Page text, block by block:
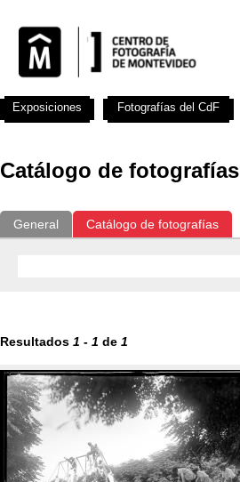
Catálogo de fotografías
General Catálogo de fotografías
Resultados 1 - 1 de 1
Exposiciones Fotografías del CdF